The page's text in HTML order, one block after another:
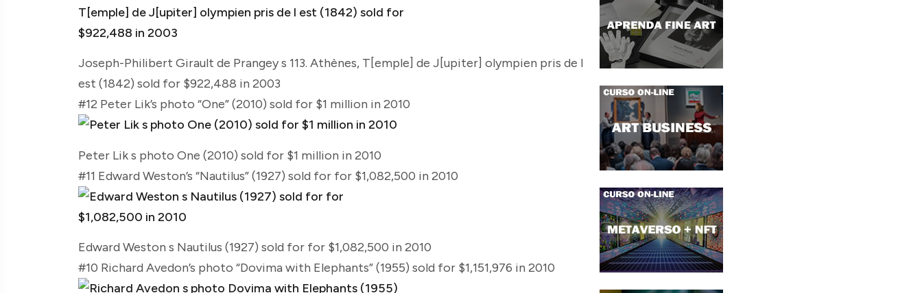
Joseph-Philibert Girault de Prangey s 113. Athènes, T[emple] de J[upiter] olympien pris de l
est (1842) sold for $922,488 in 2003
#12 Peter Lik’s photo “One” (2010) sold for $1 million in 2010
Peter Lik s photo One (2010) sold for $1 million in 2010
#11 Edward Weston’s “Nautilus” (1927) sold for for $1,082,500 in 2010
Edward Weston s Nautilus (1927) sold for for $1,082,500 in 2010
#10 Richard Avedon’s photo “Dovima with Elephants” (1955) sold for $1,151,976 in 2010